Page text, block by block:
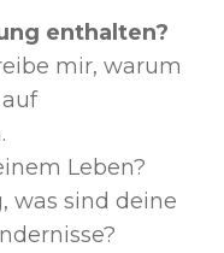
enthalten?
mir, warum
Leben?
was sind deine